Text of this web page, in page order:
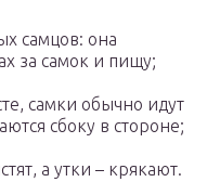
самцов: она
за самок и пищу;
самки обычно идут
сбоку в стороне;
а утки – крякают.